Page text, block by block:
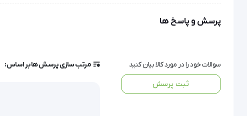
پرسش و پاسخ ها
سوالات خود را در مورد کالا بیان کنید
ثبت پرسش
مرتب سازی پرسش ها بر اساس: